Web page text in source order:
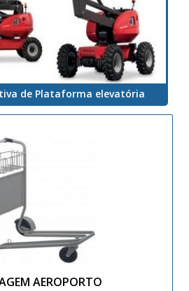
de Plataforma elevatória
AEROPORTO